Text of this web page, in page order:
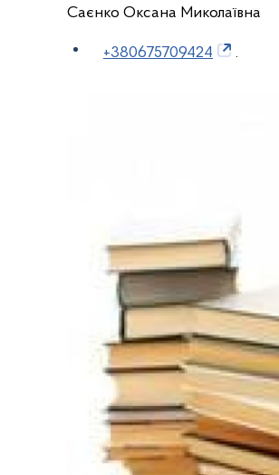
Саєнко Оксана Миколаївна
+380675709424 .